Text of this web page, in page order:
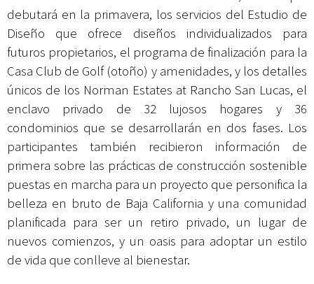
debutará en la primavera, los servicios del Estudio de
Diseño que ofrece diseños individualizados para
futuros propietarios, el programa de finalización para la
Casa Club de Golf (otoño) y amenidades, y los detalles
únicos de los Norman Estates at Rancho San Lucas, el
enclavo privado de 32 lujosos hogares y 36
condominios que se desarrollarán en dos fases. Los
participantes también recibieron información de
primera sobre las prácticas de construcción sostenible
puestas en marcha para un proyecto que personifica la
belleza en bruto de Baja California y una comunidad
planificada para ser un retiro privado, un lugar de
nuevos comienzos, y un oasis para adoptar un estilo
de vida que conlleve al bienestar.